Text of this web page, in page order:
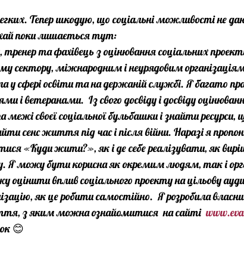
Тепер шкодую, що соціальні можливості не
поки лишається тут:
та фахівець з оцінювання соціальних
сектору, міжнародним і неурядовим
у сфері освіти та на держаній службі. Я багато
і ветеранами.  Із свого досвіду і досвіду
межі своєї соціальної бульбашки і знайти
сенс життя під час і після війни. Наразі я
«Куди жити?», як і де себе реалізувати, як
Я можу бути корисна як окремим людям, так і
вплив соціального проекту на цільову
як це робити самостійно.  Я розробила
з яким можна ознайомитися  на сайті
😊